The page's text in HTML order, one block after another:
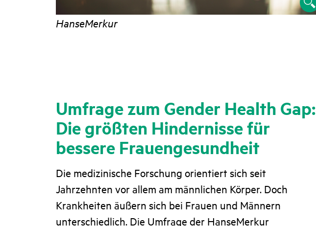
HanseMerkur
Umfrage zum Gender Health Gap:
Die größten Hindernisse für
bessere Frauengesundheit
Die medizinische Forschung orientiert sich seit
Jahrzehnten vor allem am männlichen Körper. Doch
Krankheiten äußern sich bei Frauen und Männern
unterschiedlich. Die Umfrage der HanseMerkur